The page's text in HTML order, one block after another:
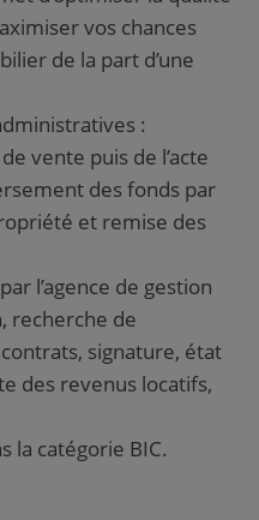
vos chances
de la part d’une
:
vente puis de l’acte
des fonds par
et remise des
l’agence de gestion
recherche de
signature, état
des revenus locatifs,
la catégorie BIC.